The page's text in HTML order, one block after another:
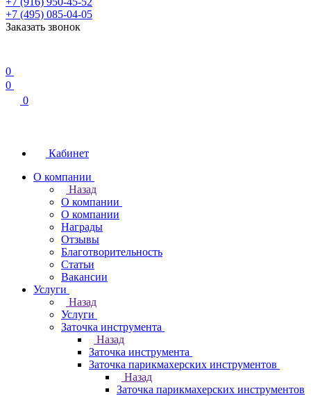
+7 (495) 085-04-05
Заказать звонок
0
0
0
Кабинет
О компании
Назад
О компании
О компании
Награды
Отзывы
Благотворительность
Статьи
Вакансии
Услуги
Назад
Услуги
Заточка инструмента
Назад
Заточка инструмента
Заточка парикмахерских инструментов
Назад
Заточка парикмахерских инструментов